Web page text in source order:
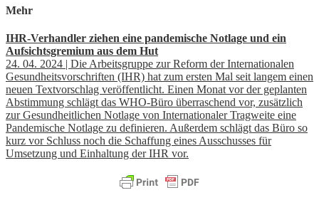
Mehr
IHR-Verhandler ziehen eine pandemische Notlage und ein
Aufsichtsgremium aus dem Hut
24. 04. 2024 | Die Arbeitsgruppe zur Reform der Internationalen
Gesundheitsvorschriften (IHR) hat zum ersten Mal seit langem einen
neuen Textvorschlag veröffentlicht. Einen Monat vor der geplanten
Abstimmung schlägt das WHO-Büro überraschend vor, zusätzlich
zur Gesundheitlichen Notlage von Internationaler Tragweite eine
Pandemische Notlage zu definieren. Außerdem schlägt das Büro so
kurz vor Schluss noch die Schaffung eines Ausschusses für
Umsetzung und Einhaltung der IHR vor.